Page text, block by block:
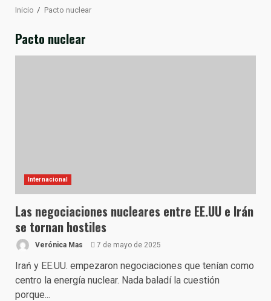
Inicio Pacto nuclear
Pacto nuclear
Internacional
Las negociaciones nucleares entre EE.UU e Irán
se tornan hostiles
Verónica Mas 7 de mayo de 2025
Irań y EE.UU. empezaron negociaciones que tenían como
centro la energía nuclear. Nada baladí la cuestión
porque...